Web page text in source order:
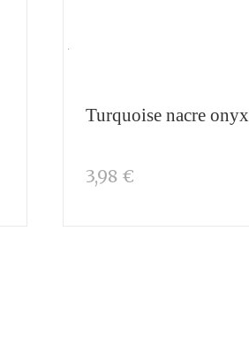
Turquoise nacre onyx
3,98 €